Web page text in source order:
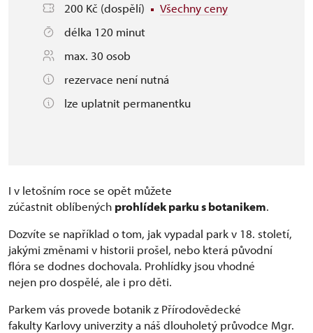
200 Kč (dospělí)
Všechny ceny
délka 120 minut
max. 30 osob
rezervace není nutná
lze uplatnit permanentku
I v letošním roce se opět můžete
zúčastnit oblíbených prohlídek parku s botanikem.
Dozvíte se například o tom, jak vypadal park v 18. století,
jakými změnami v historii prošel, nebo která původní
flóra se dodnes dochovala. Prohlídky jsou vhodné
nejen pro dospělé, ale i pro děti.
Parkem vás provede botanik z Přírodovědecké
fakulty Karlovy univerzity a náš dlouholetý průvodce Mgr.